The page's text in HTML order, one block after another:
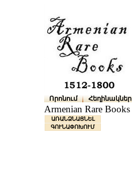
Որոնում Հեղինակներ
Armenian Rare Books
ԱՌԱՆՁՆԱՑՆԵԼ
ԳՈՒՆԱՓՈԽՈՒՄ